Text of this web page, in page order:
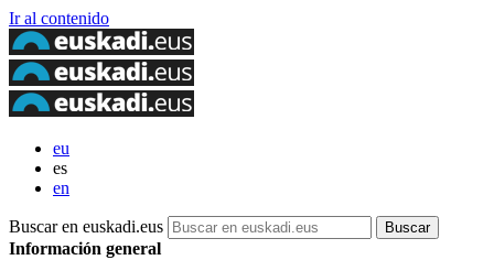
Ir al contenido
eu
es
en
Buscar en euskadi.eus
Información general